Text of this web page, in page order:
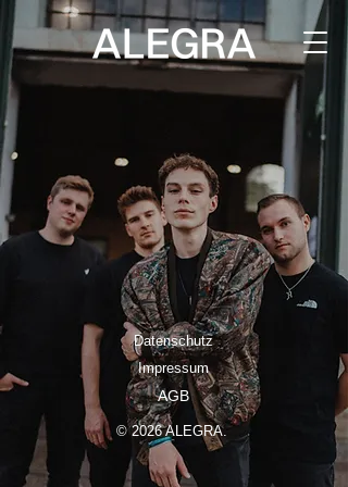
Datenschutz
Impressum
AGB
© 2026 ALEGRA.